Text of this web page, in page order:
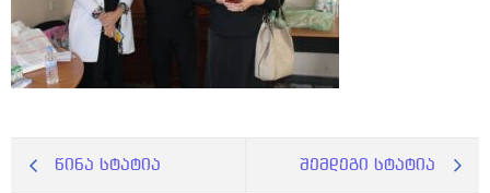
წინა სტატია შემდეგი სტატია